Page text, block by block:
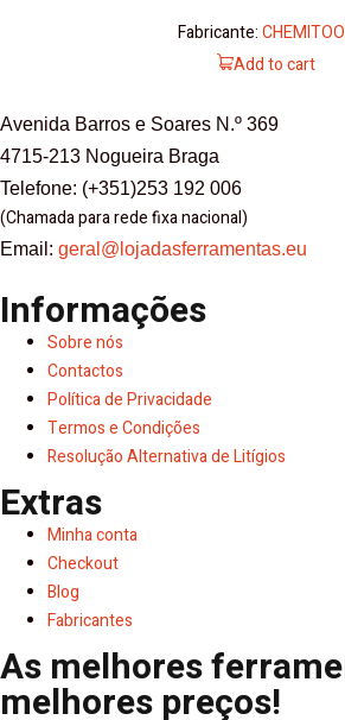
Fabricante:
Add to cart
Avenida Barros e Soares N.º 369
4715-213 Nogueira Braga
Telefone: (+351)253 192 006
(Chamada para rede fixa nacional)
Email: geral@lojadasferramentas.eu
Informações
Sobre nós
Contactos
Política de Privacidade
Termos e Condições
Resolução Alternativa de Litígios
Extras
Minha conta
Checkout
Blog
Fabricantes
As melhores
melhores preços!